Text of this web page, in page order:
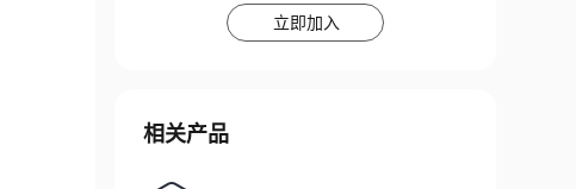
立即加入
相关产品